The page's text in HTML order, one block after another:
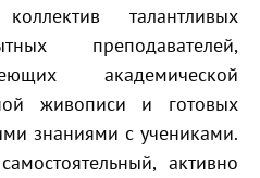
талантливых
преподавателей,
академической
живописи и готовых
знаниями с учениками.
активно